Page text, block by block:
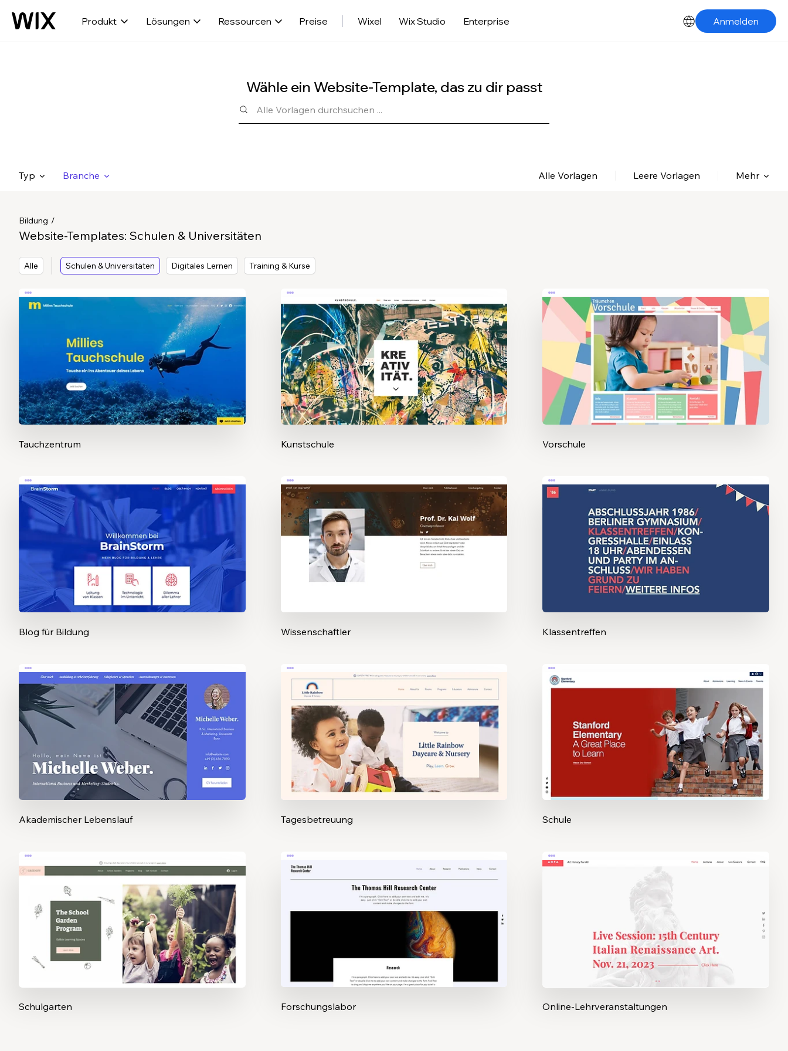
Produkt Lösungen Ressourcen Preise Wixel Wix Studio Enterprise Anmelden
Wähle ein Website-Template, das zu dir passt
Typ Branche Alle Vorlagen Leere Vorlagen Mehr
Bildung
Website-Templates: Schulen & Universitäten
Alle Schulen & Universitäten Digitales Lernen Training & Kurse
Tauchzentrum Kunstschule Vorschule
Blog für Bildung Wissenschaftler Klassentreffen
Akademischer Lebenslauf Tagesbetreuung Schule
Schulgarten Forschungslabor Online-Lehrveranstaltungen